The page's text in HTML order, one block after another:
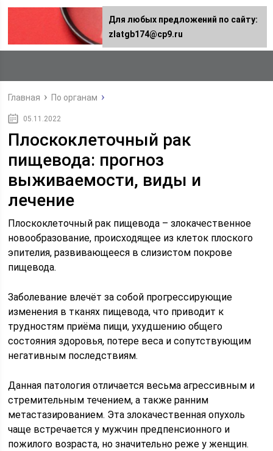
Главная По органам
05.11.2022
Плоскоклеточный рак
пищевода: прогноз
выживаемости, виды и
лечение
Плоскоклеточный рак пищевода – злокачественное
новообразование, происходящее из клеток плоского
эпителия, развивающееся в слизистом покрове
пищевода.
Заболевание влечёт за собой прогрессирующие
изменения в тканях пищевода, что приводит к
трудностям приёма пищи, ухудшению общего
состояния здоровья, потере веса и сопутствующим
негативным последствиям.
Данная патология отличается весьма агрессивным и
стремительным течением, а также ранним
метастазированием. Эта злокачественная опухоль
чаще встречается у мужчин предпенсионного и
пожилого возраста, но значительно реже у женщин.
Для любых предложений по сайту:
zlatgb174@cp9.ru